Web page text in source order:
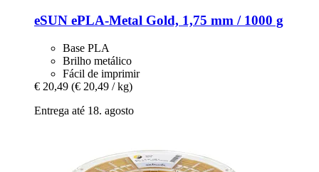
eSUN ePLA-​Metal Gold, 1,75 mm / 1000 g
Base PLA
Brilho metálico
Fácil de imprimir
€ 20,49 (€ 20,49 / kg)
Entrega até 18. agosto